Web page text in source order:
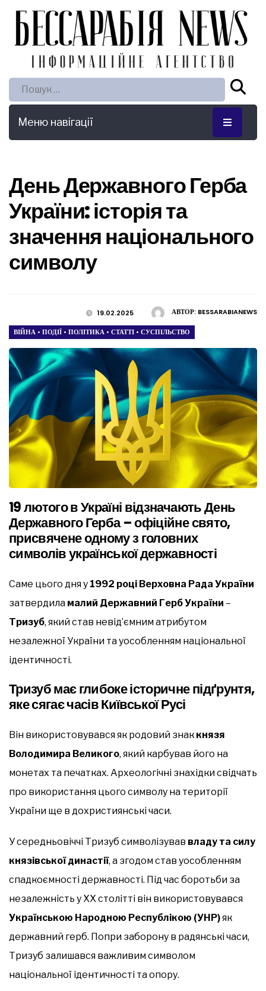
Пошук:
Меню навігації
День Державного Герба
України: історія та
значення національного
символу
АВТОР: BESSARABIANEWS
19.02.2025
ВІЙНА • ПОДІЇ • ПОЛІТИКА • СТАТТІ • СУСПІЛЬСТВО
19 лютого в Україні відзначають День
Державного Герба – офіційне свято,
присвячене одному з головних
символів української державності
Саме цього дня у 1992 році Верховна Рада України
затвердила малий Державний Герб України –
Тризуб, який став невід’ємним атрибутом
незалежної України та уособленням національної
ідентичності.
Тризуб має глибоке історичне підґрунтя,
яке сягає часів Київської Русі
Він використовувався як родовий знак князя
Володимира Великого, який карбував його на
монетах та печатках. Археологічні знахідки свідчать
про використання цього символу на території
України ще в дохристиянські часи.
У середньовіччі Тризуб символізував владу та силу
князівської династії, а згодом став уособленням
спадкоємності державності. Під час боротьби за
незалежність у ХХ столітті він використовувався
Українською Народною Республікою (УНР)як
державний герб. Попри заборону в радянські часи,
Тризуб залишався важливим символом
національної ідентичності та опору.